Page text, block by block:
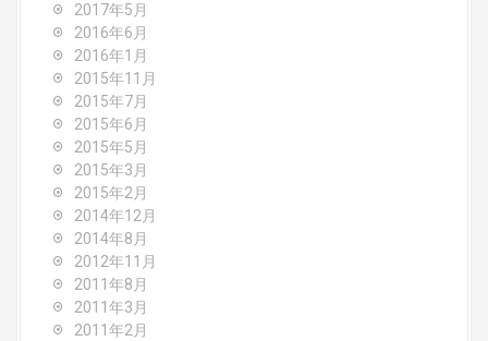
2017年5月
2016年6月
2016年1月
2015年11月
2015年7月
2015年6月
2015年5月
2015年3月
2015年2月
2014年12月
2014年8月
2012年11月
2011年8月
2011年3月
2011年2月